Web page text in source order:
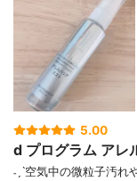
5.00
d プログラム アレ
˗ˏˋ空気中の微粒子汚れ